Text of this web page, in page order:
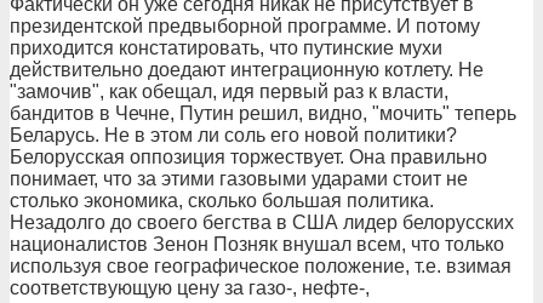
Фактически он уже сегодня никак не присутствует в
президентской предвыборной программе. И потому
приходится констатировать, что путинские мухи
действительно доедают интеграционную котлету. Не
"замочив", как обещал, идя первый раз к власти,
бандитов в Чечне, Путин решил, видно, "мочить" теперь
Беларусь. Не в этом ли соль его новой политики?
Белорусская оппозиция торжествует. Она правильно
понимает, что за этими газовыми ударами стоит не
столько экономика, сколько большая политика.
Незадолго до своего бегства в США лидер белорусских
националистов Зенон Позняк внушал всем, что только
используя свое географическое положение, т.е. взимая
соответствующую цену за газо-, нефте-,